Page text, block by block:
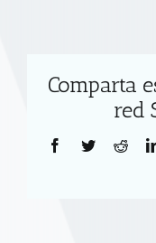
Comparta
red
Facebook
Twitter